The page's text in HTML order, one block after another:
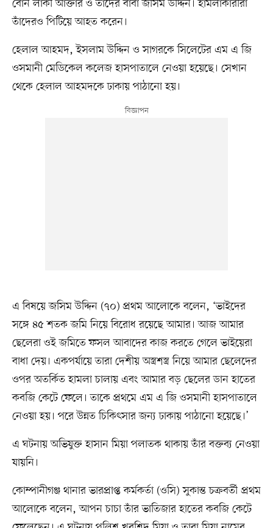
বোন লাকী আক্তার ও তাঁদের বাবা জসিম উদ্দিন। হামলাকারীরা
তাঁদেরও পিটিয়ে আহত করেন।
হেলাল আহমদ, ইসলাম উদ্দিন ও সাগরকে সিলেটের এম এ জি
ওসমানী মেডিকেল কলেজ হাসপাতালে নেওয়া হয়েছে। সেখান
থেকে হেলাল আহমদকে ঢাকায় পাঠানো হয়।
এ বিষয়ে জসিম উদ্দিন (৭০) প্রথম আলোকে বলেন, ‘ভাইদের
সঙ্গে ৪৫ শতক জমি নিয়ে বিরোধ রয়েছে আমার। আজ আমার
ছেলেরা ওই জমিতে ফসল আবাদের কাজ করতে গেলে ভাইয়েরা
বাধা দেয়। একপর্যায়ে তারা দেশীয় অস্ত্রশস্ত্র নিয়ে আমার ছেলেদের
ওপর অতর্কিত হামলা চালায় এবং আমার বড় ছেলের ডান হাতের
কবজি কেটে ফেলে। তাকে প্রথমে এম এ জি ওসমানী হাসপাতালে
নেওয়া হয়। পরে উন্নত চিকিৎসার জন্য ঢাকায় পাঠানো হয়েছে।’
এ ঘটনায় অভিযুক্ত হাসান মিয়া পলাতক থাকায় তাঁর বক্তব্য নেওয়া
যায়নি।
কোম্পানীগঞ্জ থানার ভারপ্রাপ্ত কর্মকর্তা (ওসি) সুকান্ত চক্রবর্তী প্রথম
আলোকে বলেন, আপন চাচা তাঁর ভাতিজার হাতের কবজি কেটে